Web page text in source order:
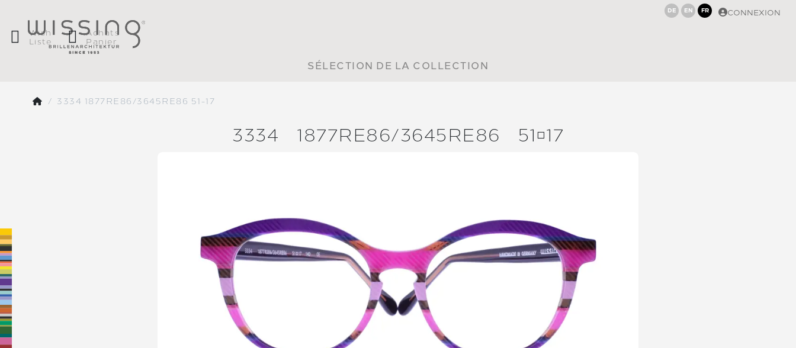
DE EN FR CONNEXION
Wish
Liste
Achats
Panier
SÉLECTION DE LA COLLECTION
3334 1877RE86/3645RE86 51-17
3334 1877RE86/3645RE86 5117